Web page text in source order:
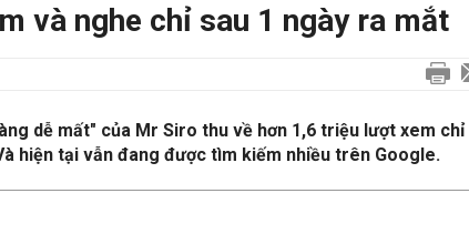
và nghe chỉ sau 1 ngày ra mắt
dễ mất" của Mr Siro thu về hơn 1,6 triệu lượt xem chỉ
hiện tại vẫn đang được tìm kiếm nhiều trên Google.